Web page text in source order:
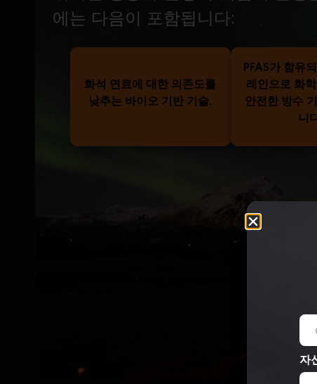
에는 다음이 포함됩니다:
화석 연료에 대한 의존도를
낮추는 바이오 기반 기술.
PFAS가 함유
레인으로 화
안전한 방수
니
자